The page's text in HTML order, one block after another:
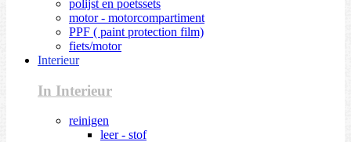
polijst en poetssets
motor - motorcompartiment
PPF ( paint protection film)
fiets/motor
Interieur
In Interieur
reinigen
leer - stof